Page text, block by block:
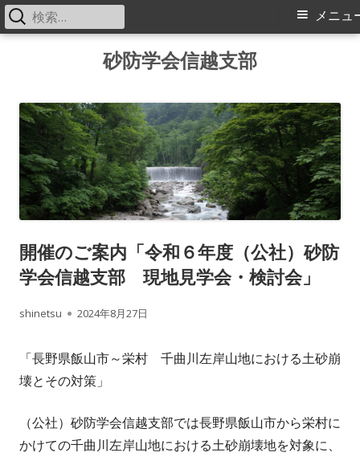
砂防学会信越支部
メ
メニュ
検
索:
開催のご案内「令和６年度（公社）砂防
学会信越支部 現地見学会・検討会」
作
shinetsu
公
2024年8月27日
「長野県飯山市～栄村 千曲川左岸山地における土砂崩
壊とその対策」
（公社）砂防学会信越支部では長野県飯山市から栄村に
かけての千曲川左岸山地における土砂崩壊地を対象に、